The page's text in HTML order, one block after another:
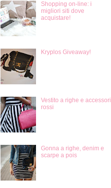
Shopping on-line: i
migliori siti dove
acquistare!
Kryplos Giveaway!
Vestito a righe e accessori
rossi
Gonna a righe, denim e
scarpe a pois